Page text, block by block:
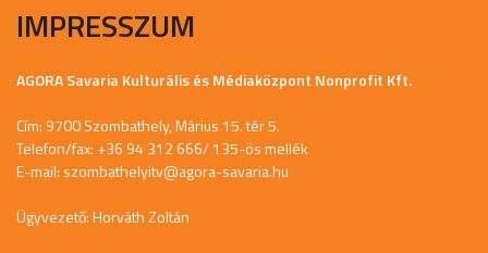
IMPRESSZUM
AGORA Savaria Kulturális és Médiaközpont Nonprofit Kft.
Cím: 9700 Szombathely, Márius 15. tér 5.
Telefon/fax: +36 94 312 666/ 135-ös mellék
E-mail: szombathelyitv@agora-savaria.hu
Ügyvezető: Horváth Zoltán